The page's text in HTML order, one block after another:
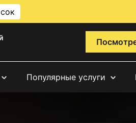
Популярные услуги